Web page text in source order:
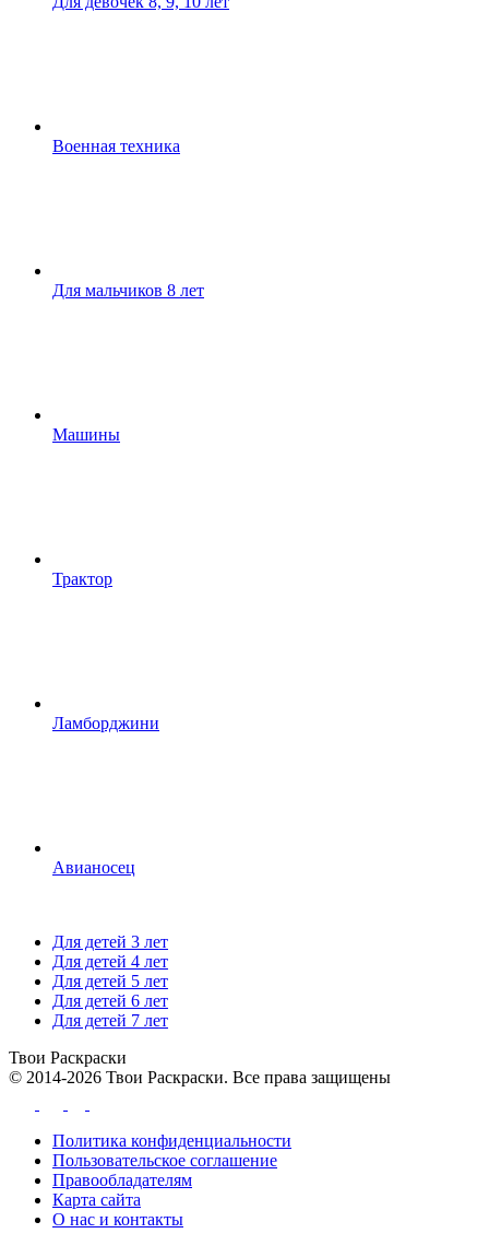
Военная техника
Для мальчиков 8 лет
Машины
Трактор
Ламборджини
Авианосец
Для детей 3 лет
Для детей 4 лет
Для детей 5 лет
Для детей 6 лет
Для детей 7 лет
Твои Раскраски
© 2014-2026 Твои Раскраски. Все права защищены
Политика конфиденциальности
Пользовательское соглашение
Правообладателям
Карта сайта
О нас и контакты